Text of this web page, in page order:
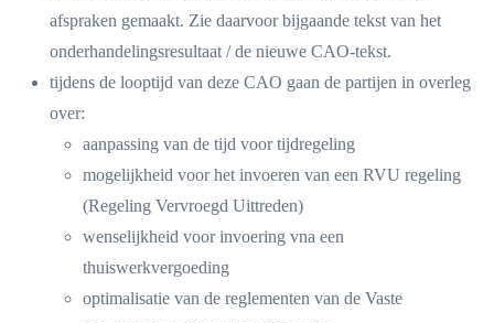
afspraken gemaakt. Zie daarvoor bijgaande tekst van het
onderhandelingsresultaat / de nieuwe CAO-tekst.
tijdens de looptijd van deze CAO gaan de partijen in overleg
over:
aanpassing van de tijd voor tijdregeling
mogelijkheid voor het invoeren van een RVU regeling
(Regeling Vervroegd Uittreden)
wenselijkheid voor invoering vna een
thuiswerkvergoeding
optimalisatie van de reglementen van de Vaste